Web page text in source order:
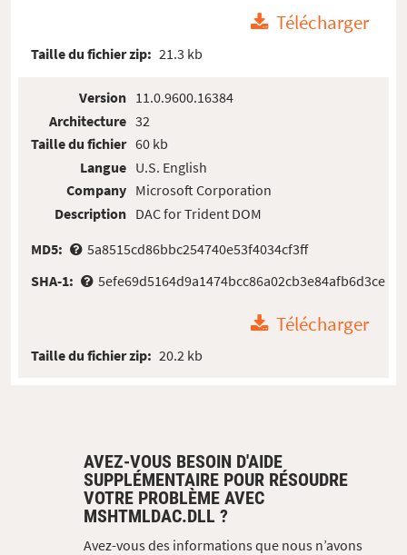
Télécharger
Taille du fichier zip: 21.3 kb
Version
Architecture
Taille du fichier
Langue
Company
Description
11.0.9600.16384
32
60 kb
U.S. English
Microsoft Corporation
DAC for Trident DOM
MD5:
5a8515cd86bbc254740e53f4034cf3ff
SHA-1:
5efe69d5164d9a1474bcc86a02cb3e84afb6d3ce
Télécharger
Taille du fichier zip: 20.2 kb
AVEZ-VOUS BESOIN D'AIDE
SUPPLÉMENTAIRE POUR RÉSOUDRE
VOTRE PROBLÈME AVEC
MSHTMLDAC.DLL ?
Avez-vous des informations que nous n’avons